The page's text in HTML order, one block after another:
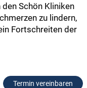
Schön Kliniken
zu lindern,
Fortschreiten der
Termin vereinbaren